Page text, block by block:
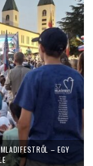
– EGY